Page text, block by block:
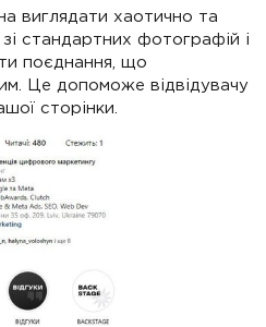
виглядати хаотично та
стандартних фотографій і
поєднання, що
Це допоможе відвідувачу
сторінки.